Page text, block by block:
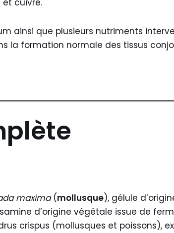
et cuivre.
ainsi que plusieurs nutriments
la formation normale des tissus
maxima(mollusque), gélule
d’origine végétale issue de
crispus (mollusques et poissons),